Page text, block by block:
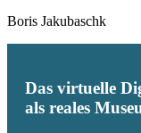
Boris Jakubaschk
Das virtuelle
als reales